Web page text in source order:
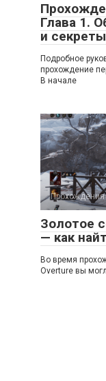
Глава 1.
и
Подробное
прохождение
В начале
Прохождения
Золотое
— как
Во время
Overture вы